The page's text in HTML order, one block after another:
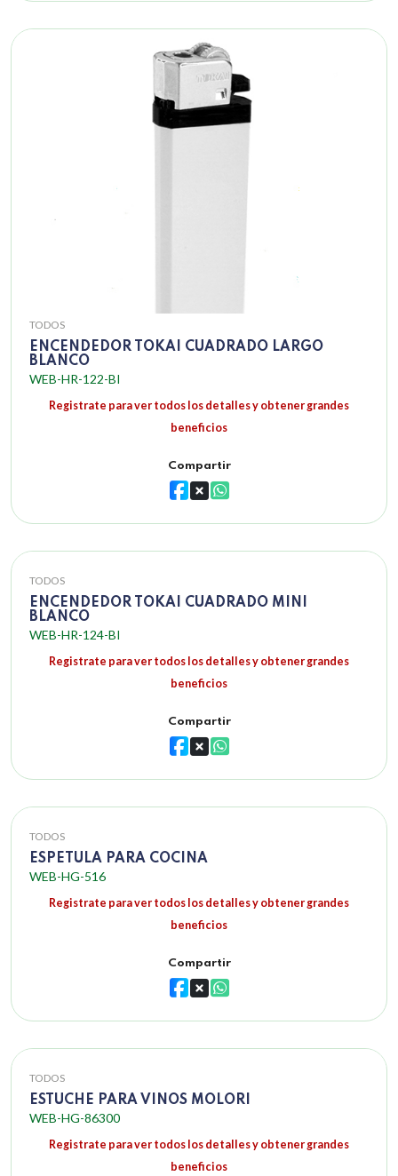
TODOS
ENCENDEDOR TOKAI CUADRADO LARGO
BLANCO
WEB-HR-122-BI
Registrate para ver todos los detalles y obtener grandes
beneficios
Compartir
TODOS
ENCENDEDOR TOKAI CUADRADO MINI
BLANCO
WEB-HR-124-BI
Registrate para ver todos los detalles y obtener grandes
beneficios
Compartir
TODOS
ESPETULA PARA COCINA
WEB-HG-516
Registrate para ver todos los detalles y obtener grandes
beneficios
Compartir
TODOS
ESTUCHE PARA VINOS MOLORI
WEB-HG-86300
Registrate para ver todos los detalles y obtener grandes
beneficios